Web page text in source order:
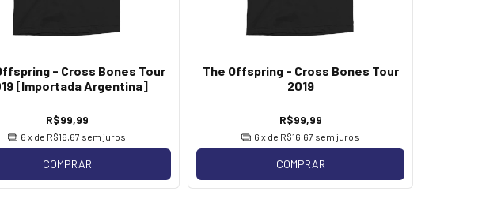
- Cross Bones Tour
[Importada Argentina]
R$99,99
6 x de R$16,67 sem juros
COMPRAR
The Offspring - Cross Bones Tour
2019
R$99,99
6 x de R$16,67 sem juros
COMPRAR